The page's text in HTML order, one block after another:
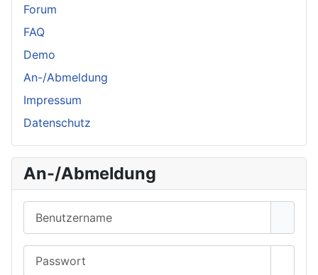
Forum
FAQ
Demo
An-/Abmeldung
Impressum
Datenschutz
An-/Abmeldung